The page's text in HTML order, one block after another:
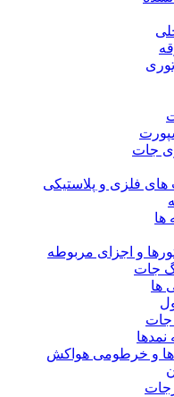
جات
فلزی و پلاستیکی
ها
و اجزای مربوطه
جات
ها
جات
ها و خرطومی هواکش